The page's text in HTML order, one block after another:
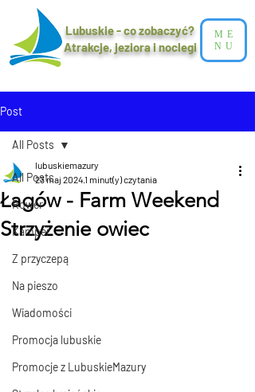
Lubuskie - co zobaczyć?
Atrakcje, jeziora i noclegi​
ME
NU
Post
All Posts
Rower
Kamper
Z przyczepą
Na pieszo
Wiadomości
Promocja lubuskie
Promocje z LubuskieMazury
All Posts
Łagów - Farm Weekend
Strzyżenie owiec
lubuskiemazury
23 maj 20241 minut(y) czytania